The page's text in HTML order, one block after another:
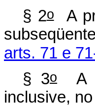
§ 2oA
arts. 71 e
§ 3o
A
inclusive,